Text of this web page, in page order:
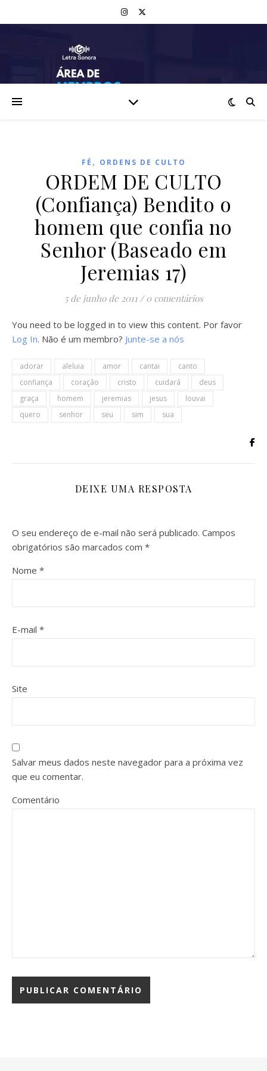
FÉ , ORDENS DE CULTO
ORDEM DE CULTO
(Confiança) Bendito o
homem que confia no
Senhor (Baseado em
Jeremias 17)
5 de junho de 2011 / 0 comentários
You need to be logged in to view this content. Por favor
Log In. Não é um membro? Junte-se a nós
adorar aleluia amor cantai
canto
confiança
coração cristo cuidará
deus
graça
homem jeremias jesus
louvai
quero
senhor seu sim sua
DEIXE UMA RESPOSTA
O seu endereço de e-mail não será publicado. Campos
obrigatórios são marcados com *
Nome *
E-mail *
Site
Salvar meus dados neste navegador para a próxima vez
que eu comentar.
Comentário